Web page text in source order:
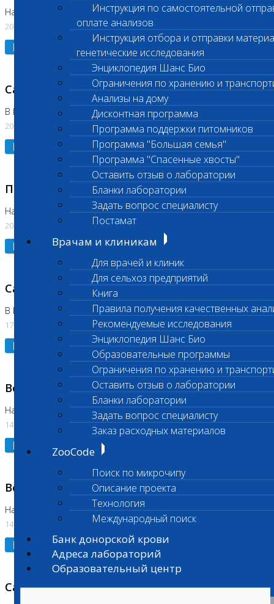
Инструкция по самостоятельной
оплате анализов
Инструкция отбора и отправки
генетические исследования
Энциклопедия Шанс Био
Ограничения по хранению и
Анализы на дому
Дисконтная программа
Программа поддержки питомников
Программа "Большая семья"
Программа "Спасенные хвосты"
Оставить отзыв о лаборатории
Бланки лаборатории
Задать вопрос специалисту
Постамат
Врачам и клиникам
Для врачей и клиник
Для сельхоз предприятий
Книга
Правила получения качественных
Рекомендуемые исследования
Энциклопедия Шанс Био
Образовательные программы
Ограничения по хранению и
Оставить отзыв о лаборатории
Бланки лаборатории
Задать вопрос специалисту
Заказ расходных материалов
ZooCode
Поиск по микрочипу
Описание проекта
Технология
Международный поиск
Банк донорской крови
Адреса лабораторий
Образовательный центр
На Нагорной
20.07.2026
Подробнее
Санитарный день
В Коломне 20.07.2026
20.07.2026
Подробнее
Приостановлено выполнение исследования
На Нагорной
20.07.2026
Подробнее
Санитарный день
В Бутово
17.07.2026
Подробнее
Возобновлено выполнение исследования
На Нагорной (Код 961, 962)
14.07.2026
Подробнее
Возобновлено выполнение исследования
На Нагорной (Код 157)
14.07.2026
Подробнее
Санитарный день